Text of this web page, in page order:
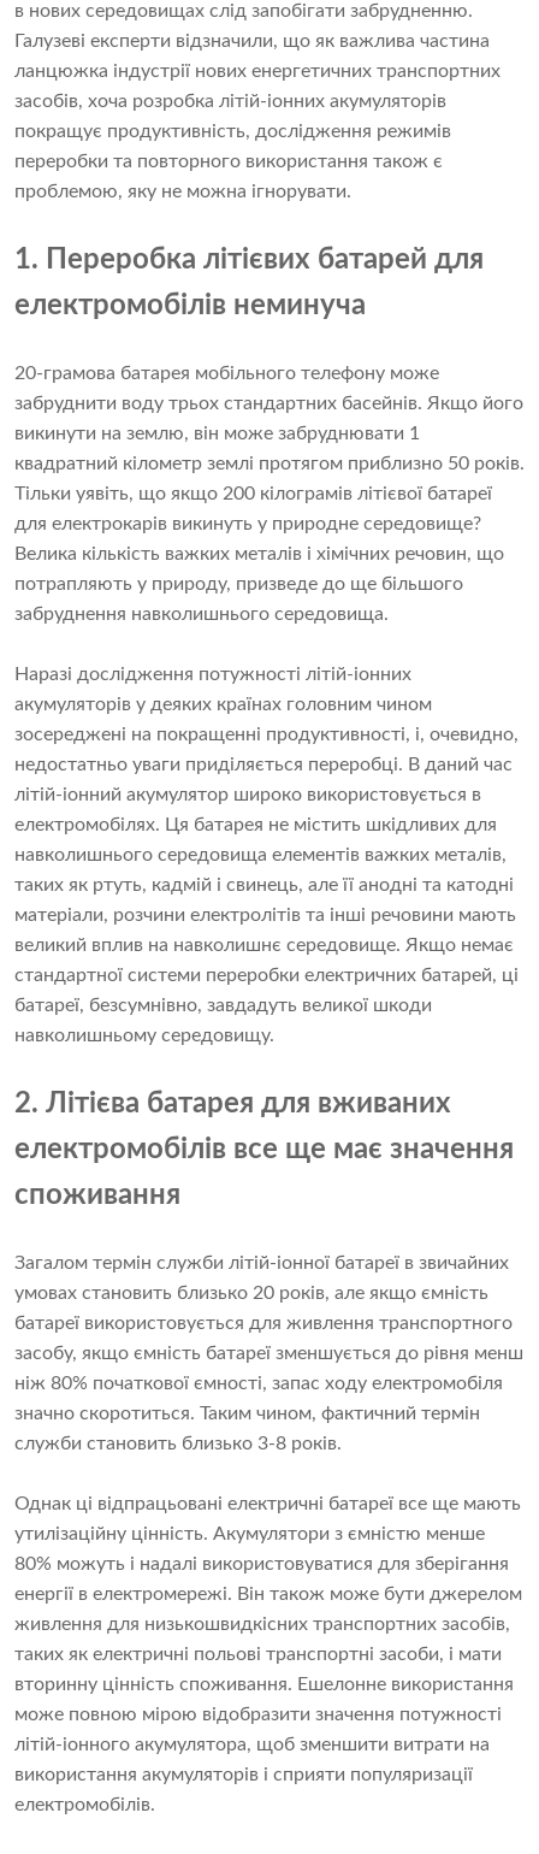
в нових середовищах слід запобігати забрудненню.
Галузеві експерти відзначили, що як важлива частина
ланцюжка індустрії нових енергетичних транспортних
засобів, хоча розробка літій-іонних акумуляторів
покращує продуктивність, дослідження режимів
переробки та повторного використання також є
проблемою, яку не можна ігнорувати.
1. Переробка літієвих батарей для
електромобілів неминуча
20-грамова батарея мобільного телефону може
забруднити воду трьох стандартних басейнів. Якщо його
викинути на землю, він може забруднювати 1
квадратний кілометр землі протягом приблизно 50 років.
Тільки уявіть, що якщо 200 кілограмів літієвої батареї
для електрокарів викинуть у природне середовище?
Велика кількість важких металів і хімічних речовин, що
потрапляють у природу, призведе до ще більшого
забруднення навколишнього середовища.
Наразі дослідження потужності літій-іонних
акумуляторів у деяких країнах головним чином
зосереджені на покращенні продуктивності, і, очевидно,
недостатньо уваги приділяється переробці. В даний час
літій-іонний акумулятор широко використовується в
електромобілях. Ця батарея не містить шкідливих для
навколишнього середовища елементів важких металів,
таких як ртуть, кадмій і свинець, але її анодні та катодні
матеріали, розчини електролітів та інші речовини мають
великий вплив на навколишнє середовище. Якщо немає
стандартної системи переробки електричних батарей, ці
батареї, безсумнівно, завдадуть великої шкоди
навколишньому середовищу.
2. Літієва батарея для вживаних
електромобілів все ще має значення
споживання
Загалом термін служби літій-іонної батареї в звичайних
умовах становить близько 20 років, але якщо ємність
батареї використовується для живлення транспортного
засобу, якщо ємність батареї зменшується до рівня менш
ніж 80% початкової ємності, запас ходу електромобіля
значно скоротиться. Таким чином, фактичний термін
служби становить близько 3-8 років.
Однак ці відпрацьовані електричні батареї все ще мають
утилізаційну цінність. Акумулятори з ємністю менше
80% можуть і надалі використовуватися для зберігання
енергії в електромережі. Він також може бути джерелом
живлення для низькошвидкісних транспортних засобів,
таких як електричні польові транспортні засоби, і мати
вторинну цінність споживання. Ешелонне використання
може повною мірою відобразити значення потужності
літій-іонного акумулятора, щоб зменшити витрати на
використання акумуляторів і сприяти популяризації
електромобілів.